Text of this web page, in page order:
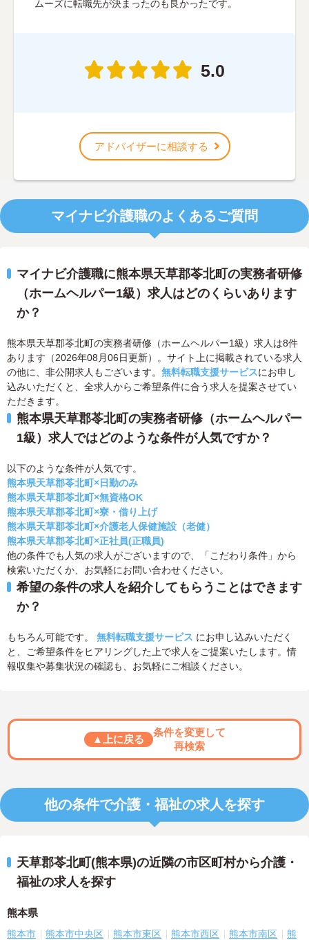
ムーズに転職先が決まったのも良かったです。
5.0
アドバイザーに相談する
マイナビ介護職のよくあるご質問
マイナビ介護職に熊本県天草郡苓北町の実務者研修
（ホームヘルパー1級）求人はどのくらいあります
か？
熊本県天草郡苓北町の実務者研修（ホームヘルパー1級）求人は8件
あります（2026年08月06日更新）。サイト上に掲載されている求人
の他に、非公開求人もございます。 無料転職支援サービスにお申し
込みいただくと、全求人からご希望条件に合う求人を提案させてい
ただきます。
熊本県天草郡苓北町の実務者研修（ホームヘルパー
1級）求人ではどのような条件が人気ですか？
以下のような条件が人気です。
熊本県天草郡苓北町×日勤のみ
熊本県天草郡苓北町×無資格OK
熊本県天草郡苓北町×寮・借り上げ
熊本県天草郡苓北町×介護老人保健施設（老健）
熊本県天草郡苓北町×正社員(正職員)
他の条件でも人気の求人がございますので、「こだわり条件」から
検索いただくか、お気軽にお問い合わせください。
希望の条件の求人を紹介してもらうことはできます
か？
もちろん可能です。 無料転職支援サービス にお申し込みいただく
と、ご希望条件をヒアリングした上で求人をご提案いたします。情
報収集や募集状況の確認も、お気軽にご相談ください。
▲上に戻る
条件を変更して
再検索
他の条件で介護・福祉の求人を探す
天草郡苓北町(熊本県)の近隣の市区町村から介護・
福祉の求人を探す
熊本県
熊本市 熊本市中央区 熊本市東区 熊本市西区 熊本市南区
熊